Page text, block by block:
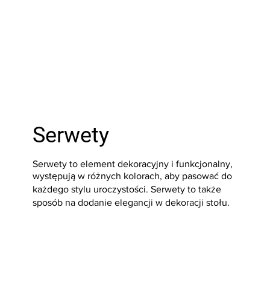
Serwety to element dekoracyjny i funkcjonalny,
występują w różnych kolorach, aby pasować do
każdego stylu uroczystości. Serwety to także
sposób na dodanie elegancji w dekoracji stołu.
Serwety